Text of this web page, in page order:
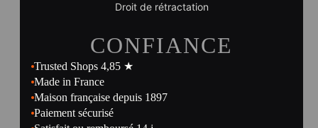
Droit de rétractation
CONFIANCE
Trusted Shops 4,85 ★
Made in France
Maison française depuis 1897
Paiement sécurisé